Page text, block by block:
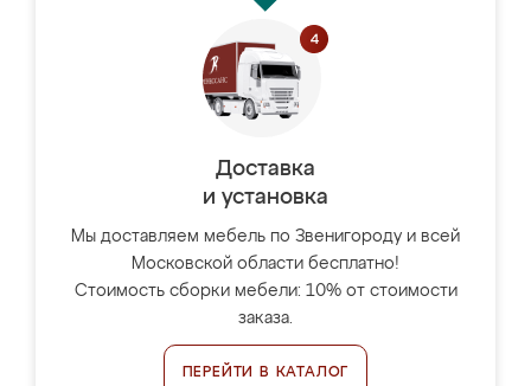
Доставка
и установка
Мы доставляем мебель по Звенигороду и всей
Московской области бесплатно!
Стоимость сборки мебели: 10% от стоимости
заказа.
ПЕРЕЙТИ В КАТАЛОГ